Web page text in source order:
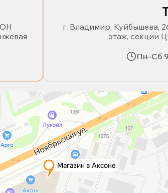
г. Владимир, Куйбышева,
этаж, секции
Пн–Сб